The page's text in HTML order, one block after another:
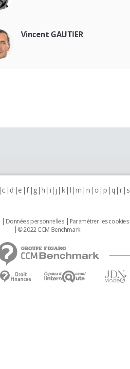
Vincent GAUTIER
c d e f g h i j k l m n o p q r s
Données personnelles Paramétrer les cookies
© 2022 CCM Benchmark